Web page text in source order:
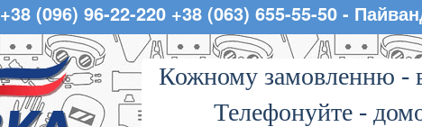
+38 (096) 96-22-220 +38 (063) 655-55-50 -
Кожному замовленню -
Телефонуйте -